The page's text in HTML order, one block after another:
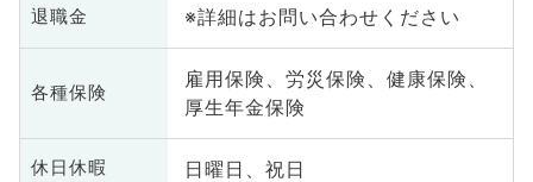
退職金 ※詳細はお問い合わせください
各種保険
雇用保険、労災保険、健康保険、
厚生年金保険
休日休暇 日曜日、祝日